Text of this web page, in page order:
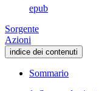
epub
Sorgente
Azioni
indice dei contenuti
Sommario